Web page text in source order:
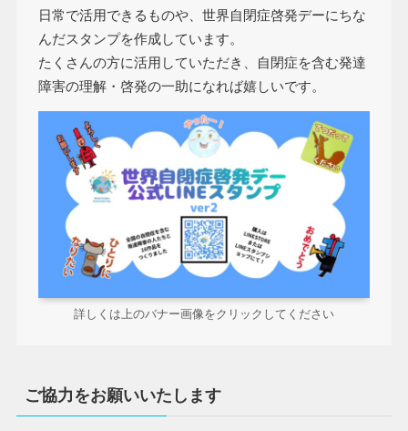
日常で活用できるものや、世界自閉症啓発デーにちな
んだスタンプを作成しています。
たくさんの方に活用していただき、自閉症を含む発達
障害の理解・啓発の一助になれば嬉しいです。
詳しくは上のバナー画像をクリックしてください
ご協力をお願いいたします